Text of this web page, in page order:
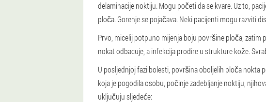
delaminacije noktiju. Mogu početi da se kvare. Uz to,
ploča. Gorenje se pojačava. Neki pacijenti mogu razviti
Prvo, micelij potpuno mijenja boju površine ploča, zatim
nokat odbacuje, a infekcija prodire u strukture kože.
U posljednjoj fazi bolesti, površina oboljelih ploča nokta
koja je pogodila osobu, počinje zadebljanje noktiju,
uključuju sljedeće: